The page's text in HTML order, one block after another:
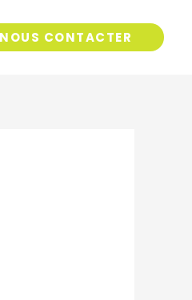
NOUS CONTACTER